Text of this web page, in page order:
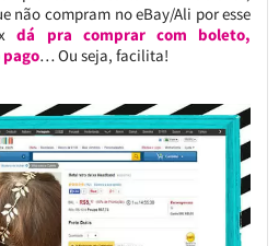
não compram no eBay/Ali por esse
dá pra comprar com boleto,
… Ou seja, facilita!